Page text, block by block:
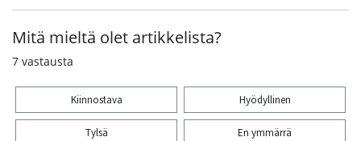
Mitä mieltä olet artikkelista?
7 vastausta
Kiinnostava Hyödyllinen
Tylsä En ymmärrä